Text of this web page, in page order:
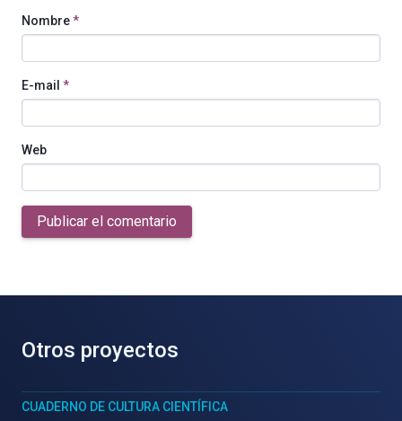
Nombre*
E-mail *
Web
Publicar el comentario
Otros proyectos
CUADERNO DE CULTURA CIENTÍFICA